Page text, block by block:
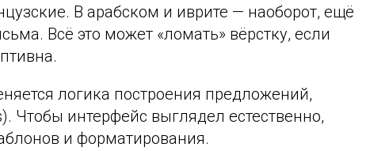
В арабском и иврите — наоборот, ещё
Всё это может «ломать» вёрстку, если
логика построения предложений,
Чтобы интерфейс выглядел естественно,
и форматирования.